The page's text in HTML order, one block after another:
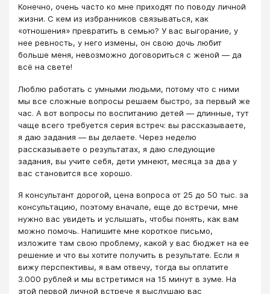
Конечно, очень часто ко мне приходят по поводу личной
жизни. С кем из избранников связываться, как
«отношения» превратить в семью? У вас выгорание, у
нее ревность, у него измены, он свою дочь любит
больше меня, невозможно договориться с женой — да
всё на свете!
Люблю работать с умными людьми, потому что с ними
мы все сложные вопросы решаем быстро, за первый же
час. А вот вопросы по воспитанию детей — длинные, тут
чаще всего требуется серия встреч: вы рассказываете,
я даю задания — вы делаете. Через неделю
рассказываете о результатах, я даю следующие
задания, вы учите себя, дети умнеют, месяца за два у
вас становится все хорошо.
Я консультант дорогой, цена вопроса от 25 до 50 тыс. за
консультацию, поэтому вначале, еще до встречи, мне
нужно вас увидеть и услышать, чтобы понять, как вам
можно помочь. Напишите мне короткое письмо,
изложите там свою проблему, какой у вас бюджет на ее
решение и что вы хотите получить в результате. Если я
вижу перспективы, я вам отвечу, тогда вы оплатите
3.000 рублей и мы встретимся на 15 минут в зуме. На
этой первой личной встрече я выслушаю вас